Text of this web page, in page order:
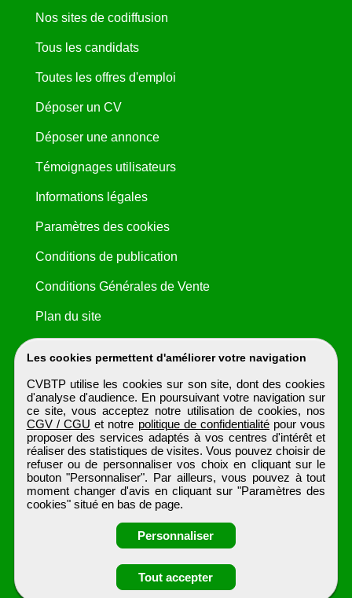
Obtenir ses
coordonnées
Les cookies permettent d'améliorer votre navigation
CVBTP utilise les cookies sur son site, dont des cookies
d'analyse d'audience. En poursuivant votre navigation sur
ce site, vous acceptez notre utilisation de cookies, nos
CGV / CGU et notre politique de confidentialité pour vous
proposer des services adaptés à vos centres d'intérêt et
réaliser des statistiques de visites. Vous pouvez choisir de
refuser ou de personnaliser vos choix en cliquant sur le
bouton "Personnaliser". Par ailleurs, vous pouvez à tout
moment changer d'avis en cliquant sur "Paramètres des
cookies" situé en bas de page.
Personnaliser
Tout accepter
Nos sites de codiffusion
Tous les candidats
Toutes les offres d'emploi
Déposer un CV
Déposer une annonce
Témoignages utilisateurs
Informations légales
Paramètres des cookies
Conditions de publication
Conditions Générales de Vente
Plan du site
CVBTP